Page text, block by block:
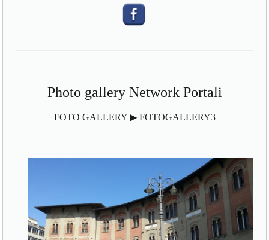
Photo gallery Network Portali
FOTO GALLERY ▶ FOTOGALLERY3